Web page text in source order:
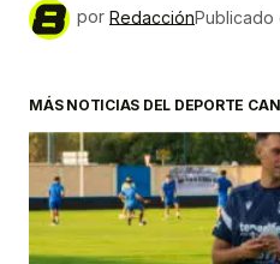
por RedacciónPublicado
MÁS NOTICIAS DEL DEPORTE